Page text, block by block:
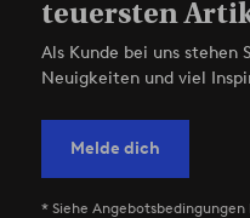
teuersten
Als Kunde bei uns stehen
Neuigkeiten und viel
Melde dich
* Siehe